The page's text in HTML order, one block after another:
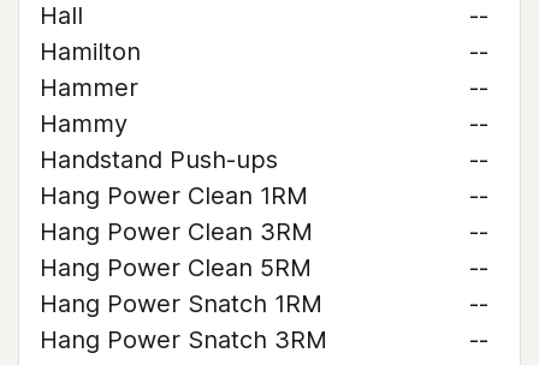
Hall
--
Hamilton
--
Hammer
--
Hammy
--
Handstand Push-ups
--
Hang Power Clean 1RM
--
Hang Power Clean 3RM
--
Hang Power Clean 5RM
--
Hang Power Snatch 1RM
--
Hang Power Snatch 3RM
--